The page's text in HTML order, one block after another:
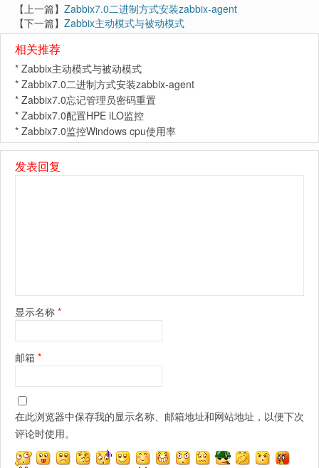
【上一篇】 Zabbix7.0二进制方式安装zabbix-agent
【下一篇】 Zabbix主动模式与被动模式
相关推荐
* Zabbix主动模式与被动模式
* Zabbix7.0二进制方式安装zabbix-agent
* Zabbix7.0忘记管理员密码重置
* Zabbix7.0配置HPE iLO监控
* Zabbix7.0监控Windows cpu使用率
发表回复
显示名称 *
邮箱 *
在此浏览器中保存我的显示名称、邮箱地址和网站地址，以便下次
评论时使用。